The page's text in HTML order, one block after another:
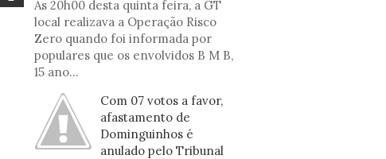
As 20h00 desta quinta feira, a GT
local realizava a Operação Risco
Zero quando foi informada por
populares que os envolvidos B M B,
15 ano...
Com 07 votos a favor,
afastamento de
Dominguinhos é
anulado pelo Tribunal